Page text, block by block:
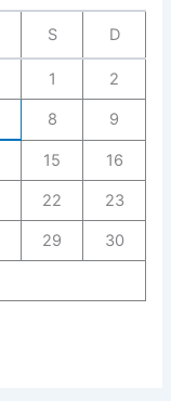
S D
1 2
8 9
15 16
22 23
29 30